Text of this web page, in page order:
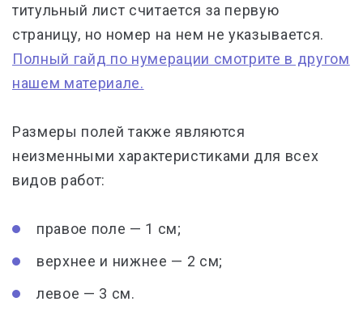
титульный лист считается за первую
страницу, но номер на нем не указывается.
Полный гайд по нумерации смотрите в другом
нашем материале.
Размеры полей также являются
неизменными характеристиками для всех
видов работ:
правое поле — 1 см;
верхнее и нижнее — 2 см;
левое — 3 см.